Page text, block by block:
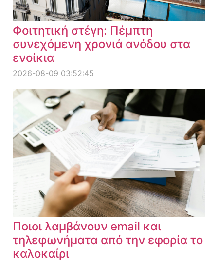
Φοιτητική στέγη: Πέμπτη
συνεχόμενη χρονιά ανόδου στα
ενοίκια
2026-08-09 03:52:45
Ποιοι λαμβάνουν email και
τηλεφωνήματα από την εφορία το
καλοκαίρι